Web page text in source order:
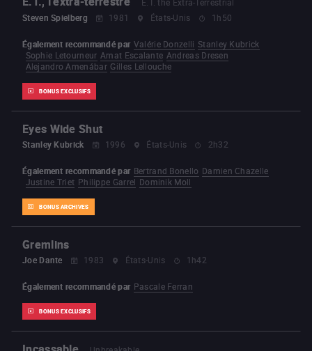
Steven Spielberg
1981 États-Unis 1h50
BONUS EXCLUSIFS
Également recommandé par Valérie Donzelli Stanley Kubrick
Sophie Letourneur Amat Escalante Andreas Dresen
Alejandro Amenábar Gilles Lellouche
Eyes Wide Shut
Stanley Kubrick 1996 États-Unis 2h32
BONUS ARCHIVES
Également recommandé par Bertrand Bonello Damien Chazelle
Justine Triet Philippe Garrel Dominik Moll
Gremlins
Joe Dante 1983 États-Unis 1h42
BONUS EXCLUSIFS
Également recommandé par Pascale Ferran